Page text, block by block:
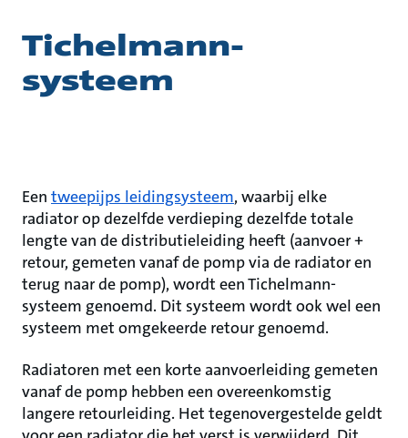
Tichelmann-
systeem
Een tweepijps leidingsysteem, waarbij elke
radiator op dezelfde verdieping dezelfde totale
lengte van de distributieleiding heeft (aanvoer +
retour, gemeten vanaf de pomp via de radiator en
terug naar de pomp), wordt een Tichelmann-
systeem genoemd. Dit systeem wordt ook wel een
systeem met omgekeerde retour genoemd.
Radiatoren met een korte aanvoerleiding gemeten
vanaf de pomp hebben een overeenkomstig
langere retourleiding. Het tegenovergestelde geldt